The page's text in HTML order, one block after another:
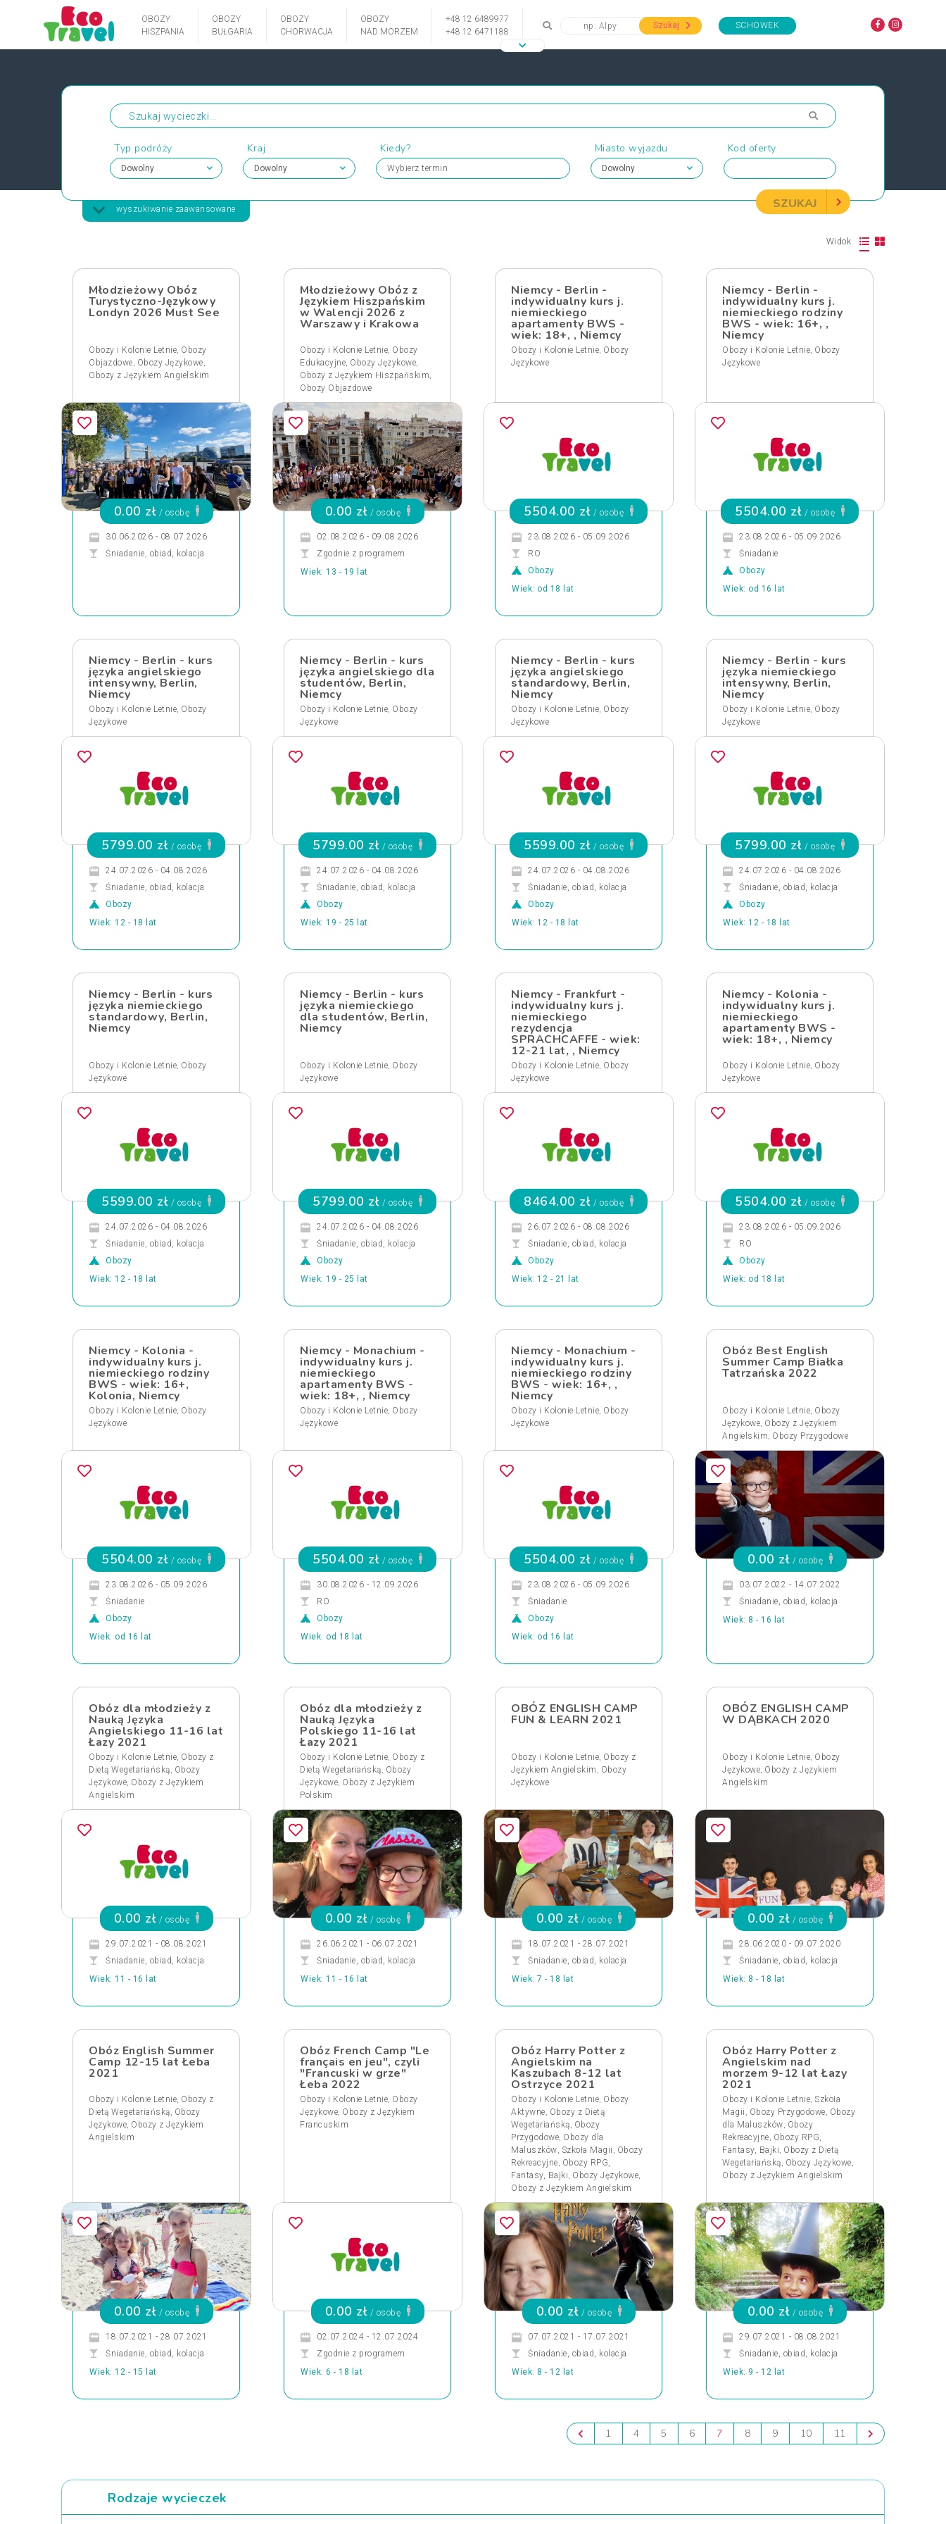
OBOZY
HISZPANIA
OBOZY
BUŁGARIA
OBOZY
CHORWACJA
OBOZY
NAD MORZEM
+48 12 6489977
+48 12 6471188
Szukaj SCHOWEK
Typ podróży Kraj Kiedy?
Wybierz termin
Miasto wyjazdu Kod oferty
SZUKAJ
wyszukiwanie zaawansowane
Widok
Młodzieżowy Obóz
Turystyczno-Językowy
Londyn 2026 Must See
Obozy i Kolonie Letnie, Obozy
Objazdowe, Obozy Językowe,
Obozy z Językiem Angielskim
0.00 zł / osobę
30.06.2026 - 08.07.2026
Śniadanie, obiad, kolacja
Młodzieżowy Obóz z
Językiem Hiszpańskim
w Walencji 2026 z
Warszawy i Krakowa
Obozy i Kolonie Letnie, Obozy
Edukacyjne, Obozy Językowe,
Obozy z Językiem Hiszpańskim,
Obozy Objazdowe
0.00 zł / osobę
02.08.2026 - 09.08.2026
Zgodnie z programem
Wiek: 13 - 19 lat
Niemcy - Berlin -
indywidualny kurs j.
niemieckiego
apartamenty BWS -
wiek: 18+, , Niemcy
Obozy i Kolonie Letnie, Obozy
Językowe
5504.00 zł / osobę
23.08.2026 - 05.09.2026
RO
Obozy
Wiek: od 18 lat
Niemcy - Berlin -
indywidualny kurs j.
niemieckiego rodziny
BWS - wiek: 16+, ,
Niemcy
Obozy i Kolonie Letnie, Obozy
Językowe
5504.00 zł / osobę
23.08.2026 - 05.09.2026
Śniadanie
Obozy
Wiek: od 16 lat
Niemcy - Berlin - kurs
języka angielskiego
intensywny, Berlin,
Niemcy
Obozy i Kolonie Letnie, Obozy
Językowe
5799.00 zł / osobę
24.07.2026 - 04.08.2026
Śniadanie, obiad, kolacja
Obozy
Wiek: 12 - 18 lat
Niemcy - Berlin - kurs
języka angielskiego dla
studentów, Berlin,
Niemcy
Obozy i Kolonie Letnie, Obozy
Językowe
5799.00 zł / osobę
24.07.2026 - 04.08.2026
Śniadanie, obiad, kolacja
Obozy
Wiek: 19 - 25 lat
Niemcy - Berlin - kurs
języka angielskiego
standardowy, Berlin,
Niemcy
Obozy i Kolonie Letnie, Obozy
Językowe
5599.00 zł / osobę
24.07.2026 - 04.08.2026
Śniadanie, obiad, kolacja
Obozy
Wiek: 12 - 18 lat
Niemcy - Berlin - kurs
języka niemieckiego
intensywny, Berlin,
Niemcy
Obozy i Kolonie Letnie, Obozy
Językowe
5799.00 zł / osobę
24.07.2026 - 04.08.2026
Śniadanie, obiad, kolacja
Obozy
Wiek: 12 - 18 lat
Niemcy - Berlin - kurs
języka niemieckiego
standardowy, Berlin,
Niemcy
Obozy i Kolonie Letnie, Obozy
Językowe
5599.00 zł / osobę
24.07.2026 - 04.08.2026
Śniadanie, obiad, kolacja
Obozy
Wiek: 12 - 18 lat
Niemcy - Berlin - kurs
języka niemieckiego
dla studentów, Berlin,
Niemcy
Obozy i Kolonie Letnie, Obozy
Językowe
5799.00 zł / osobę
24.07.2026 - 04.08.2026
Śniadanie, obiad, kolacja
Obozy
Wiek: 19 - 25 lat
Niemcy - Frankfurt -
indywidualny kurs j.
niemieckiego
rezydencja
SPRACHCAFFE - wiek:
12-21 lat, , Niemcy
Obozy i Kolonie Letnie, Obozy
Językowe
8464.00 zł / osobę
26.07.2026 - 08.08.2026
Śniadanie, obiad, kolacja
Obozy
Wiek: 12 - 21 lat
Niemcy - Kolonia -
indywidualny kurs j.
niemieckiego
apartamenty BWS -
wiek: 18+, , Niemcy
Obozy i Kolonie Letnie, Obozy
Językowe
5504.00 zł / osobę
23.08.2026 - 05.09.2026
RO
Obozy
Wiek: od 18 lat
Niemcy - Kolonia -
indywidualny kurs j.
niemieckiego rodziny
BWS - wiek: 16+,
Kolonia, Niemcy
Obozy i Kolonie Letnie, Obozy
Językowe
5504.00 zł / osobę
23.08.2026 - 05.09.2026
Śniadanie
Obozy
Wiek: od 16 lat
Niemcy - Monachium -
indywidualny kurs j.
niemieckiego
apartamenty BWS -
wiek: 18+, , Niemcy
Obozy i Kolonie Letnie, Obozy
Językowe
5504.00 zł / osobę
30.08.2026 - 12.09.2026
RO
Obozy
Wiek: od 18 lat
Niemcy - Monachium -
indywidualny kurs j.
niemieckiego rodziny
BWS - wiek: 16+, ,
Niemcy
Obozy i Kolonie Letnie, Obozy
Językowe
5504.00 zł / osobę
23.08.2026 - 05.09.2026
Śniadanie
Obozy
Wiek: od 16 lat
Obóz Best English
Summer Camp Białka
Tatrzańska 2022
Obozy i Kolonie Letnie, Obozy
Językowe, Obozy z Językiem
Angielskim, Obozy Przygodowe
0.00 zł / osobę
03.07.2022 - 14.07.2022
Śniadanie, obiad, kolacja
Wiek: 8 - 16 lat
Obóz dla młodzieży z
Nauką Języka
Angielskiego 11-16 lat
Łazy 2021
Obozy i Kolonie Letnie, Obozy z
Dietą Wegetariańską, Obozy
Językowe, Obozy z Językiem
Angielskim
0.00 zł / osobę
29.07.2021 - 08.08.2021
Śniadanie, obiad, kolacja
Wiek: 11 - 16 lat
Obóz dla młodzieży z
Nauką Języka
Polskiego 11-16 lat
Łazy 2021
Obozy i Kolonie Letnie, Obozy z
Dietą Wegetariańską, Obozy
Językowe, Obozy z Językiem
Polskim
0.00 zł / osobę
26.06.2021 - 06.07.2021
Śniadanie, obiad, kolacja
Wiek: 11 - 16 lat
OBÓZ ENGLISH CAMP
FUN & LEARN 2021
Obozy i Kolonie Letnie, Obozy z
Językiem Angielskim , Obozy
Językowe
0.00 zł / osobę
18.07.2021 - 28.07.2021
Śniadanie, obiad, kolacja
Wiek: 7 - 18 lat
OBÓZ ENGLISH CAMP
W DĄBKACH 2020
Obozy i Kolonie Letnie, Obozy
Językowe, Obozy z Językiem
Angielskim
0.00 zł / osobę
28.06.2020 - 09.07.2020
Śniadanie, obiad, kolacja
Wiek: 8 - 18 lat
Obóz English Summer
Camp 12-15 lat Łeba
2021
Obozy i Kolonie Letnie, Obozy z
Dietą Wegetariańską, Obozy
Językowe, Obozy z Językiem
Angielskim
0.00 zł / osobę
18.07.2021 - 28.07.2021
Śniadanie, obiad, kolacja
Wiek: 12 - 15 lat
Obóz French Camp "Le
français en jeu", czyli
"Francuski w grze"
Łeba 2022
Obozy i Kolonie Letnie, Obozy
Językowe, Obozy z Językiem
Francuskim
0.00 zł / osobę
02.07.2024 - 12.07.2024
Zgodnie z programem
Wiek: 6 - 18 lat
Obóz Harry Potter z
Angielskim na
Kaszubach 8-12 lat
Ostrzyce 2021
Obozy i Kolonie Letnie, Obozy
Aktywne, Obozy z Dietą
Wegetariańską, Obozy
Przygodowe, Obozy dla
Maluszków, Szkoła Magii , Obozy
Rekreacyjne, Obozy RPG,
Fantasy, Bajki, Obozy Językowe,
Obozy z Językiem Angielskim
0.00 zł / osobę
07.07.2021 - 17.07.2021
Śniadanie, obiad, kolacja
Wiek: 8 - 12 lat
Obóz Harry Potter z
Angielskim nad
morzem 9-12 lat Łazy
2021
Obozy i Kolonie Letnie, Szkoła
Magii , Obozy Przygodowe, Obozy
dla Maluszków, Obozy
Rekreacyjne, Obozy RPG,
Fantasy, Bajki, Obozy z Dietą
Wegetariańską, Obozy Językowe,
Obozy z Językiem Angielskim
0.00 zł / osobę
29.07.2021 - 08.08.2021
Śniadanie, obiad, kolacja
Wiek: 9 - 12 lat
1 4 5 6 7 8 9 10 11
Rodzaje wycieczek